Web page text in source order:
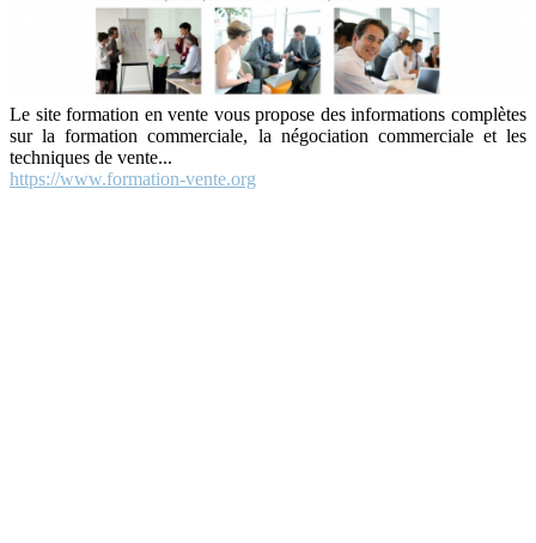
Le site formation en vente vous propose des informations complètes
sur la formation commerciale, la négociation commerciale et les
techniques de vente...
https://www.formation-vente.org